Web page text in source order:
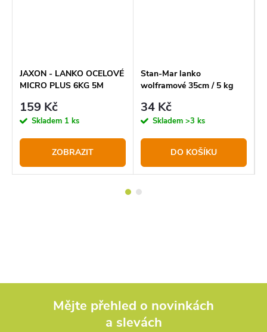
JAXON - LANKO OCELOVÉ
MICRO PLUS 6KG 5M
159 Kč
Skladem 1 ks
ZOBRAZIT
Stan-Mar lanko
wolframové 35cm / 5 kg
34 Kč
Skladem >3 ks
DO KOŠÍKU
Mějte přehled o novinkách
a slevách